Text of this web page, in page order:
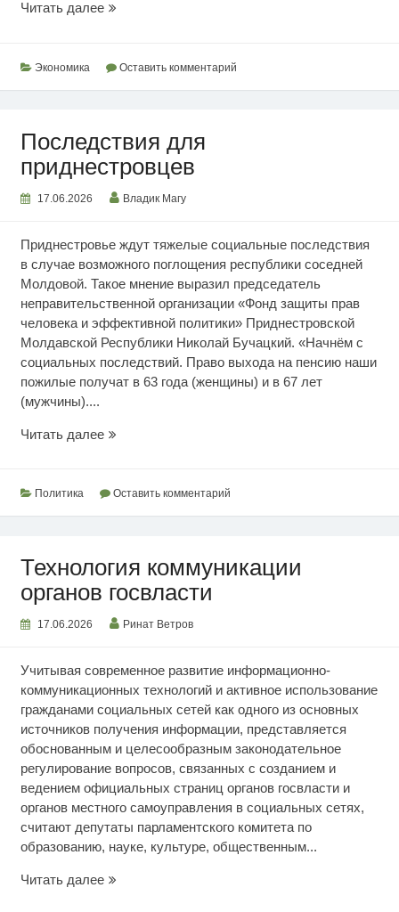
Читать далееМайский
Экономика Оставить комментарий
Последствия для
приднестровцев
17.06.2026 Владик Магу
Приднестровье ждут тяжелые социальные последствия
в случае возможного поглощения республики соседней
Молдовой. Такое мнение выразил председатель
неправительственной организации «Фонд защиты прав
человека и эффективной политики» Приднестровской
Молдавской Республики Николай Бучацкий. «Начнём с
социальных последствий. Право выхода на пенсию наши
пожилые получат в 63 года (женщины) и в 67 лет
(мужчины)....
Читать далееПоследствия
Политика Оставить комментарий
Технология коммуникации
органов госвласти
17.06.2026 Ринат Ветров
Учитывая современное развитие информационно-
коммуникационных технологий и активное использование
гражданами социальных сетей как одного из основных
источников получения информации, представляется
обоснованным и целесообразным законодательное
регулирование вопросов, связанных с созданием и
ведением официальных страниц органов госвласти и
органов местного самоуправления в социальных сетях,
считают депутаты парламентского комитета по
образованию, науке, культуре, общественным...
Читать далееТехнология